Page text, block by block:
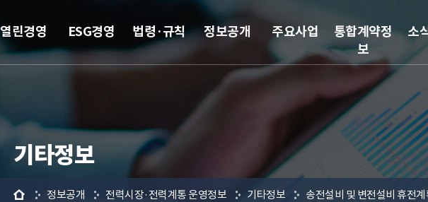
열린경영 ESG경영 법령·규칙 정보공개 주요사업
통합계약정
보
소
기타정보
홈 정보공개 전력시장·전력계통 운영정보 기타정보 송전설비 및 변전설비 휴전계